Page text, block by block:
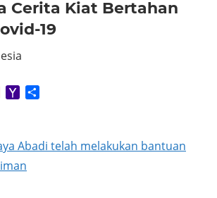
Cerita Kiat Bertahan
19
GmailYahoo